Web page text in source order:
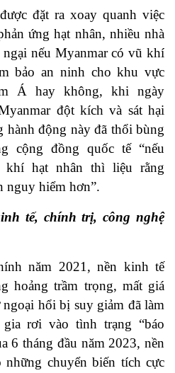
đặt ra xoay quanh việc
ứng hạt nhân, nhiều nhà
nếu Myanmar có vũ khí
bảo an ninh cho khu vực
Á hay không, khi ngày
đột kích và sát hại
động này đã thổi bùng
cộng đồng quốc tế “nếu
khí hạt nhân thì liệu rằng
nguy hiểm hơn”.
tế, chính trị, công nghệ
năm 2021, nền kinh tế
hoảng trầm trọng, mất giá
hổi bị suy giảm đã làm
rơi vào tình trạng “báo
6 tháng đầu năm 2023, nền
chuyển biến tích cực